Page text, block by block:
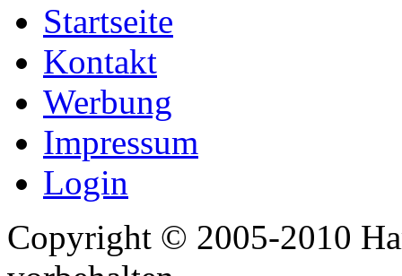
Startseite
Kontakt
Werbung
Impressum
Login
Copyright © 2005-2010